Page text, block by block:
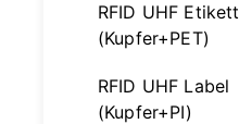
RFID UHF Etikett
(Kupfer+PET)
RFID UHF Label
(Kupfer+PI)